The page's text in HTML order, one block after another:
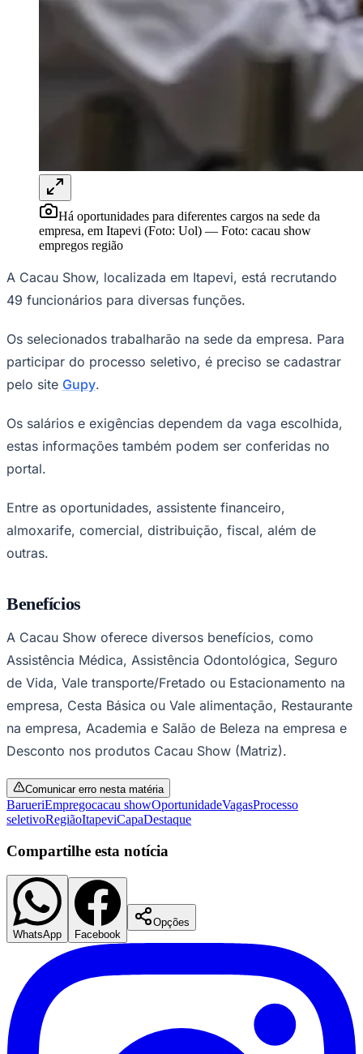
Anuncie Regional
Guia de Empresas
Vagas na Região
Hub de Negócios
Selo Verificado
Panorama Econômico
Panorama Econômico
Para Sua Empresa
Verificar EmpresaNovo
Anunciar Vagas
Publicidade Legal
NBA
NFL
Fórmula 1
UFC
Tênis (ATP)
NHL
Vôlei
NBB
Brasileirão Série A
Brasileirão Série B
Paulistão
Copa América
Premier League
La Liga
Bundesliga
Mundial 2026
Times - Ir direto
Há oportunidades para diferentes cargos na sede da
empresa, em Itapevi (Foto: Uol) — Foto: cacau show
empregos região
A Cacau Show, localizada em Itapevi, está recrutando
49 funcionários para diversas funções.
Os selecionados trabalharão na sede da empresa. Para
participar do processo seletivo, é preciso se cadastrar
pelo site Gupy.
Os salários e exigências dependem da vaga escolhida,
estas informações também podem ser conferidas no
portal.
Entre as oportunidades, assistente financeiro,
almoxarife, comercial, distribuição, fiscal, além de
outras.
Benefícios
A Cacau Show oferece diversos benefícios, como
Assistência Médica, Assistência Odontológica, Seguro
de Vida, Vale transporte/Fretado ou Estacionamento na
empresa, Cesta Básica ou Vale alimentação, Restaurante
na empresa, Academia e Salão de Beleza na empresa e
Desconto nos produtos Cacau Show (Matriz).
Comunicar erro nesta matéria
BarueriEmpregocacau showOportunidadeVagasProcesso
seletivoRegiãoItapeviCapaDestaque
Compartilhe esta notícia
WhatsApp Facebook
Opções